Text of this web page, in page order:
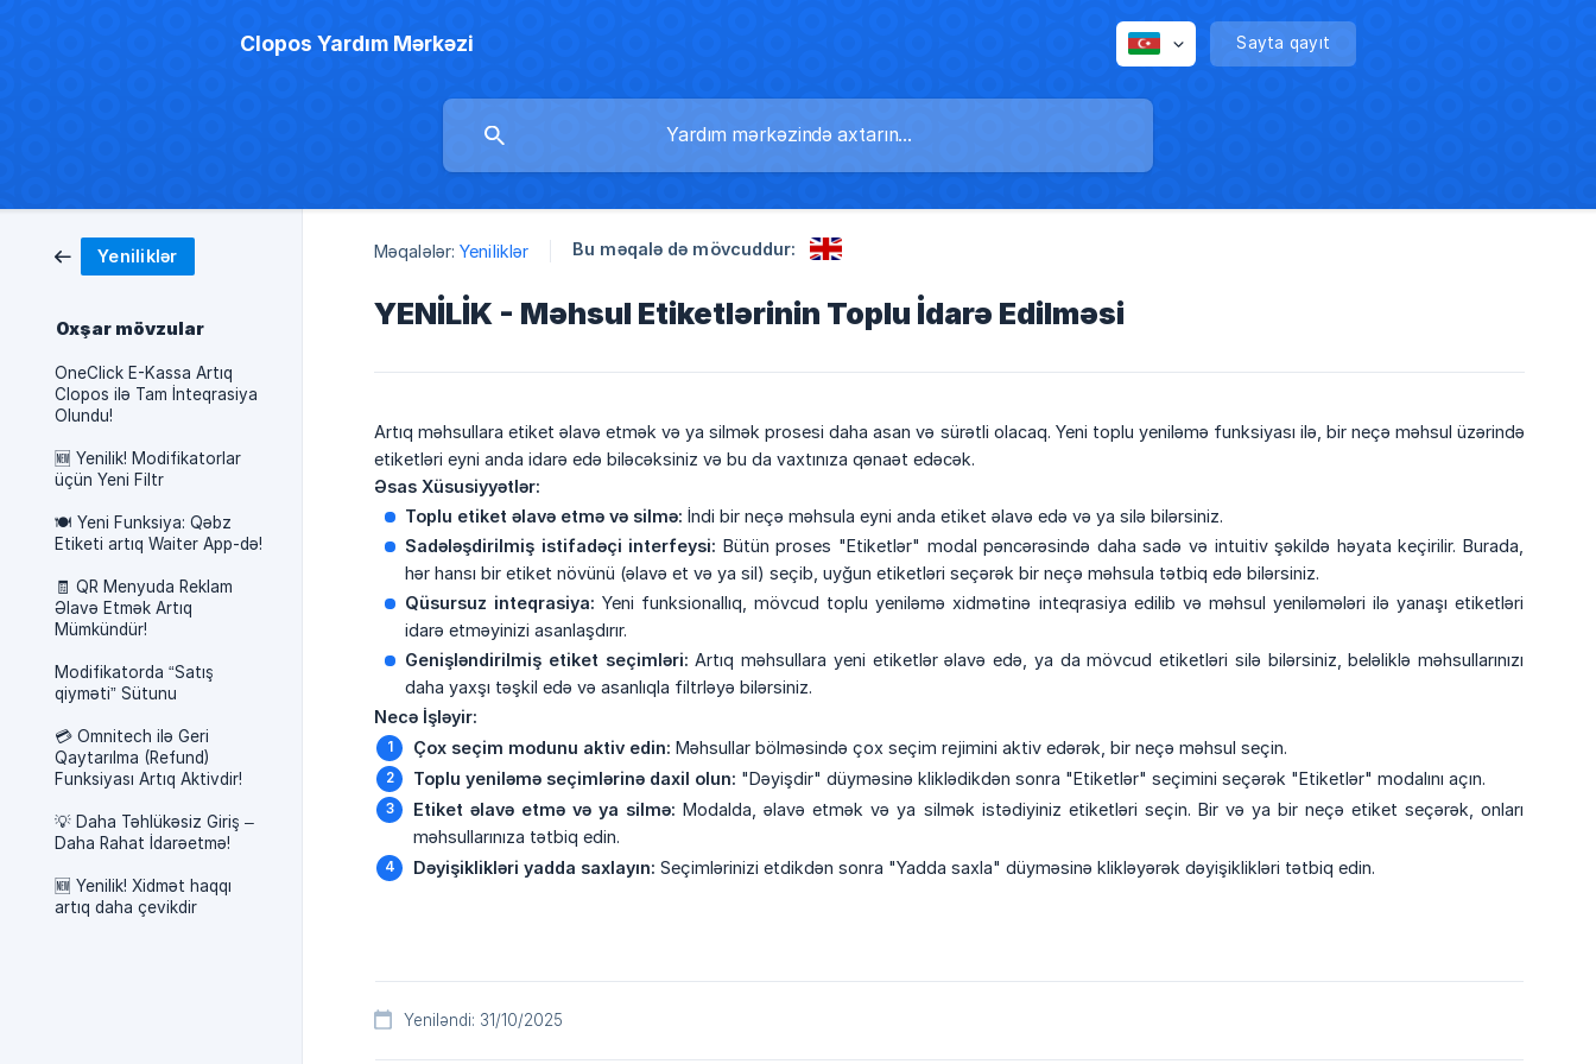
Clopos Yardım Mərkəzi Sayta qayıt
Yeniliklər
Oxşar mövzular
OneClick E-Kassa Artıq
Clopos ilə Tam İnteqrasiya
Olundu!
🆕 Yenilik! Modifikatorlar
üçün Yeni Filtr
🍽️ Yeni Funksiya: Qəbz
Etiketi artıq Waiter App-də!
🧾 QR Menyuda Reklam
Əlavə Etmək Artıq
Mümkündür!
Modifikatorda “Satış
qiyməti” Sütunu
💳 Omnitech ilə Geri
Qaytarılma (Refund)
Funksiyası Artıq Aktivdir!
💡 Daha Təhlükəsiz Giriş –
Daha Rahat İdarəetmə!
🆕 Yenilik! Xidmət haqqı
artıq daha çevikdir
Məqalələr: Yeniliklər Bu məqalə də mövcuddur:
YENİLİK - Məhsul Etiketlərinin Toplu İdarə Edilməsi
Artıq məhsullara etiket əlavə etmək və ya silmək prosesi daha asan və sürətli olacaq. Yeni toplu yeniləmə funksiyası ilə, bir neçə məhsul üzərində
etiketləri eyni anda idarə edə biləcəksiniz və bu da vaxtınıza qənaət edəcək.
Əsas Xüsusiyyətlər:
Toplu etiket əlavə etmə və silmə: İndi bir neçə məhsula eyni anda etiket əlavə edə və ya silə bilərsiniz.
Sadələşdirilmiş istifadəçi interfeysi: Bütün proses "Etiketlər" modal pəncərəsində daha sadə və intuitiv şəkildə həyata keçirilir. Burada,
hər hansı bir etiket növünü (əlavə et və ya sil) seçib, uyğun etiketləri seçərək bir neçə məhsula tətbiq edə bilərsiniz.
Qüsursuz inteqrasiya: Yeni funksionallıq, mövcud toplu yeniləmə xidmətinə inteqrasiya edilib və məhsul yeniləmələri ilə yanaşı etiketləri
idarə etməyinizi asanlaşdırır.
Genişləndirilmiş etiket seçimləri: Artıq məhsullara yeni etiketlər əlavə edə, ya da mövcud etiketləri silə bilərsiniz, beləliklə məhsullarınızı
daha yaxşı təşkil edə və asanlıqla filtrləyə bilərsiniz.
Necə İşləyir:
Çox seçim modunu aktiv edin: Məhsullar bölməsində çox seçim rejimini aktiv edərək, bir neçə məhsul seçin.
Toplu yeniləmə seçimlərinə daxil olun: "Dəyişdir" düyməsinə kliklədikdən sonra "Etiketlər" seçimini seçərək "Etiketlər" modalını açın.
Etiket əlavə etmə və ya silmə: Modalda, əlavə etmək və ya silmək istədiyiniz etiketləri seçin. Bir və ya bir neçə etiket seçərək, onları
məhsullarınıza tətbiq edin.
Dəyişiklikləri yadda saxlayın: Seçimlərinizi etdikdən sonra "Yadda saxla" düyməsinə klikləyərək dəyişiklikləri tətbiq edin.
Yeniləndi: 31/10/2025